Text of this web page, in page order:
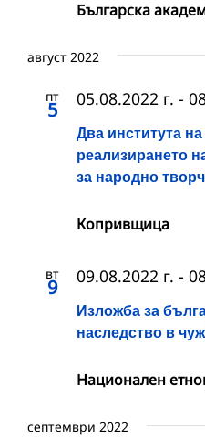
Българска
август 2022
пт
5
Два института
реализирането
за народно
05.08.2022 г. -
Копривщица
вт
9
Изложба за
наследство в
09.08.2022 г. -
Национален
септември 2022